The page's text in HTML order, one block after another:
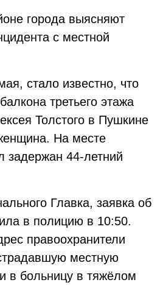
города выясняют
с местной
стало известно, что
третьего этажа
Толстого в Пушкине
На месте
задержан 44-летний
Главка, заявка об
в полицию в 10:50.
правоохранители
местную
в больницу в тяжёлом